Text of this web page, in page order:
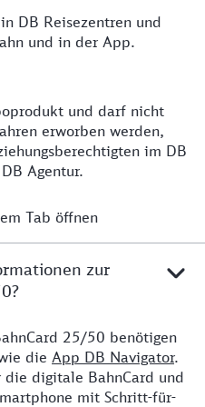
DB Reisezentren und
und in der App.
und darf nicht
erworben werden,
im DB
Agentur.
Tab öffnen
zur
25/50 benötigen
die App DB Navigator.
die digitale BahnCard und
mit Schritt-für-